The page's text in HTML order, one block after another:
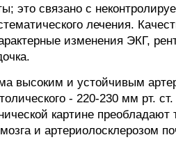
это связано с
лечения.
изменения ЭКГ,
высоким и устойчивым
- 220-230 мм рт.
картине
и артериолосклерозом